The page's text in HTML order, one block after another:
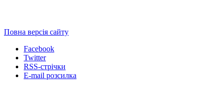
Повна версія сайту
Facebook
Twitter
RSS-стрічки
E-mail розсилка